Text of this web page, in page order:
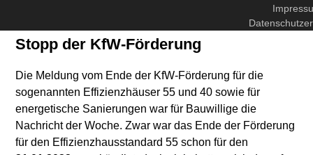
Stopp der KfW-Förderung
Die Meldung vom Ende der KfW-Förderung für die
sogenannten Effizienzhäuser 55 und 40 sowie für
energetische Sanierungen war für Bauwillige die
Nachricht der Woche. Zwar war das Ende der Förderung
für den Effizienzhausstandard 55 schon für den